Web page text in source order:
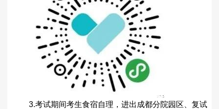
3.考试期间考生食宿自理，进出成都分院园区、复试